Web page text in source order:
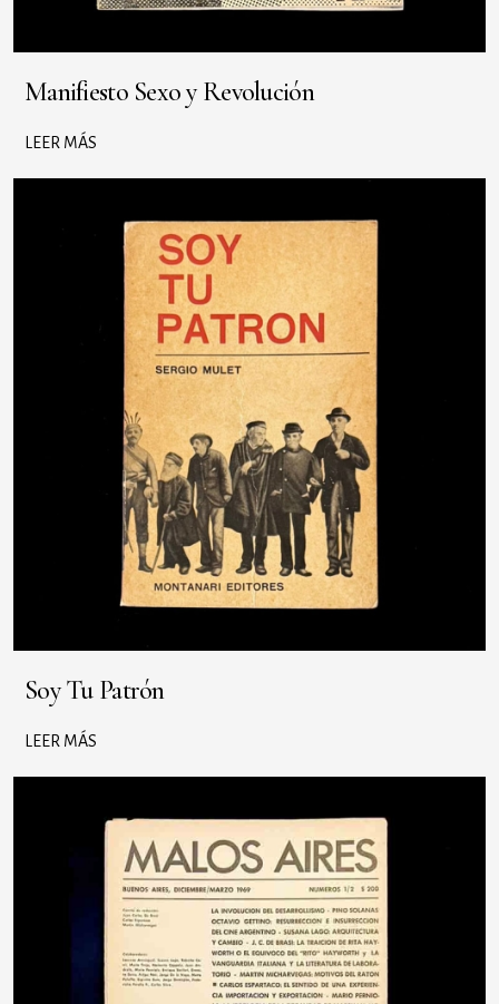
Manifiesto Sexo y Revolución
LEER MÁS
Soy Tu Patrón
LEER MÁS